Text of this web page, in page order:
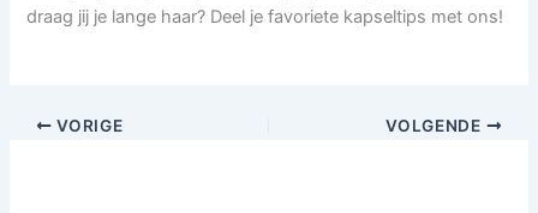
draag jij je lange haar? Deel je favoriete kapseltips met ons!
VORIGE VOLGENDE